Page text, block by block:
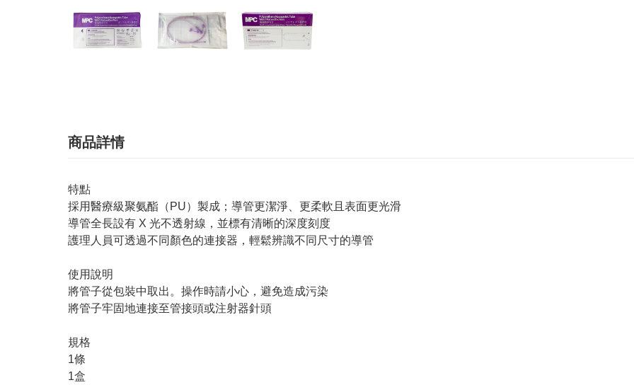
商品詳情
特點
採用醫療級聚氨酯（PU）製成；導管更潔淨、更柔軟且表面更光滑
導管全長設有 X 光不透射線，並標有清晰的深度刻度
護理人員可透過不同顏色的連接器，輕鬆辨識不同尺寸的導管
使用說明
將管子從包裝中取出。操作時請小心，避免造成污染
將管子牢固地連接至管接頭或注射器針頭
規格
1條
1盒